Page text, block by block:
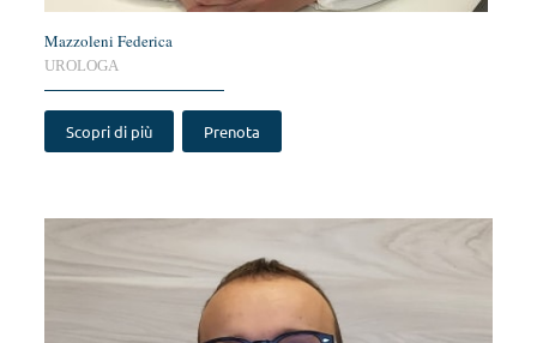
Mazzoleni Federica
UROLOGA
Scopri di più Prenota